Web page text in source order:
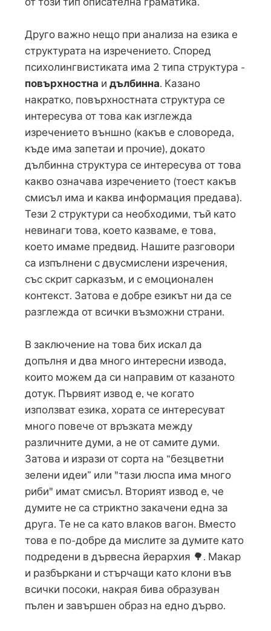
Друго важно нещо при анализа на езика е
структурата на изречението. Според
психолингвистиката има 2 типа структура -
повърхностна и дълбинна. Казано
накратко, повърхностната структура се
интересува от това как изглежда
изречението външно (какъв е словореда,
къде има запетаи и прочие), докато
дълбинна структура се интересува от това
какво означава изречението (тоест какъв
смисъл има и каква информация предава).
Тези 2 структури са необходими, тъй като
невинаги това, което казваме, е това,
което имаме предвид. Нашите разговори
са изпълнени с двусмислени изречения,
със скрит сарказъм, и с емоционален
контекст. Затова е добре езикът ни да се
разглежда от всички възможни страни.
В заключение на това бих искал да
допълня и два много интересни извода,
които можем да си направим от казаното
дотук. Първият извод е, че когато
използват езика, хората се интересуват
много повече от връзката между
различните думи, а не от самите думи.
Затова и изрази от сорта на “безцветни
зелени идеи” или "тази люспа има много
риби" имат смисъл. Вторият извод е, че
думите не са стриктно закачени една за
друга. Те не са като влаков вагон. Вместо
това е по-добре да мислите за думите като
подредени в дървесна йерархия 🌳. Макар
и разбъркани и стърчащи като клони във
всички посоки, накрая бива образуван
пълен и завършен образ на едно дърво.